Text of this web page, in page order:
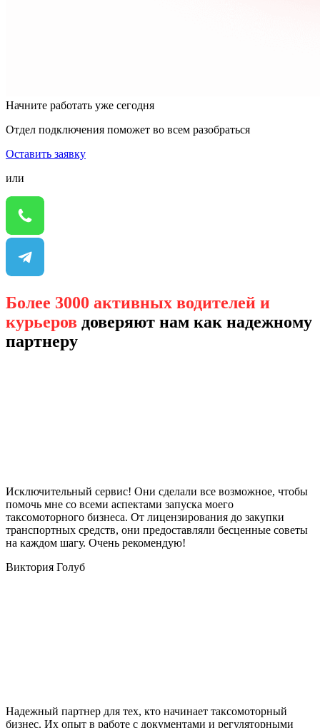
Начните работать уже сегодня
Отдел подключения поможет во всем разобраться
Оставить заявку
или
Более 3000 активных водителей и
курьеров доверяют нам как надежному
партнеру
Исключительный сервис! Они сделали все возможное, чтобы
помочь мне со всеми аспектами запуска моего
таксомоторного бизнеса. От лицензирования до закупки
транспортных средств, они предоставляли бесценные советы
на каждом шагу. Очень рекомендую!
Виктория Голуб
Надежный партнер для тех, кто начинает таксомоторный
бизнес. Их опыт в работе с документами и регуляторными